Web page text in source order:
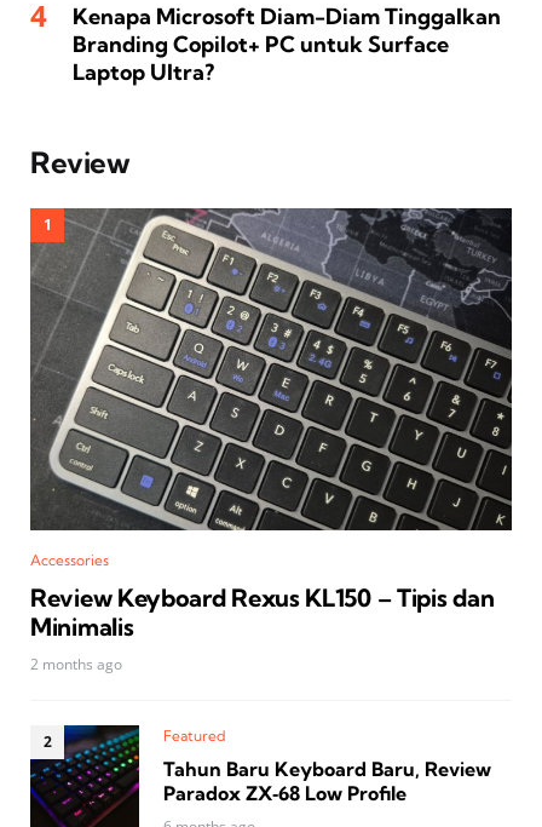
Kenapa Microsoft Diam-Diam Tinggalkan
Branding Copilot+ PC untuk Surface
Laptop Ultra?
Review
Accessories
Review Keyboard Rexus KL150 – Tipis dan
Minimalis
2 months ago
Featured
Tahun Baru Keyboard Baru, Review
Paradox ZX‑68 Low Profile